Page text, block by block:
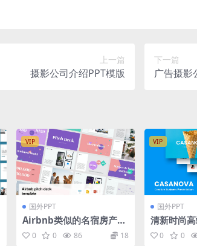
上一篇
摄影公司介绍PPT模版
下一篇
广告摄影
VIP
国外PPT
Airbnb类似的名宿房产公
司专用的PPT模板[PPTX]
0 0 86 18
VIP
国外PPT
清新时尚
品质创意
point幻灯
0 0